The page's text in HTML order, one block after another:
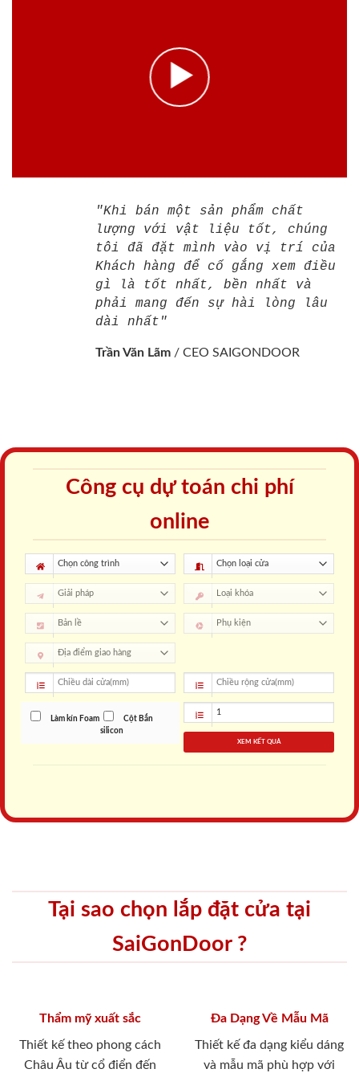
"Khi bán một sản phẩm chất
lượng với vật liệu tốt, chúng
tôi đã đặt mình vào vị trí của
Khách hàng để cố gắng xem điều
gì là tốt nhất, bền nhất và
phải mang đến sự hài lòng lâu
dài nhất"
Trần Văn Lãm / CEO SAIGONDOOR
Công cụ dự toán chi phí
online
Làm kín Foam
Cột Bắn
silicon
XEM KẾT QUẢ
Tại sao chọn lắp đặt cửa tại
SaiGonDoor ?
Thẩm mỹ xuất sắc
Thiết kế theo phong cách
Châu Âu từ cổ điển đến
Đa Dạng Về Mẫu Mã
Thiết kế đa dạng kiểu dáng
và mẫu mã phù hợp với